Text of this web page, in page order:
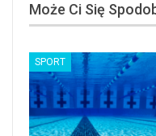
Może Ci Się
SPORT